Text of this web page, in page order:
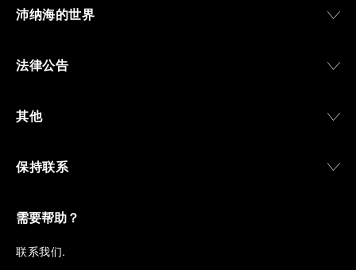
沛纳海的世界
法律公告
其他
保持联系
需要帮助？
联系我们.